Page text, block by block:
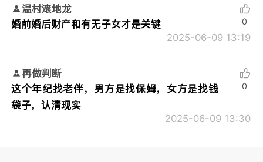
温村滚地龙
婚前婚后财产和有无子女才是关键
2025-06-09 13:19
0
再做判断
这个年纪找老伴，男方是找保姆，女方是找钱
袋子，认清现实
2025-06-09 13:30
0